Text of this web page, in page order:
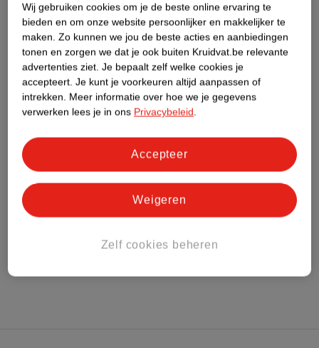
Nature Impact Score
Dit product heeft (nog) geen Nature
Impact Score.
Meer informatie
Bestel & Bezorginformatie
Bekijk ook
Wij gebruiken cookies om je de beste online ervaring te
bieden en om onze website persoonlijker en makkelijker te
maken. Zo kunnen we jou de beste acties en aanbiedingen
tonen en zorgen we dat je ook buiten Kruidvat.be relevante
advertenties ziet. Je bepaalt zelf welke cookies je
accepteert. Je kunt je voorkeuren altijd aanpassen of
intrekken. Meer informatie over hoe we je gegevens
verwerken lees je in ons Privacybeleid.
Zelf cookies beheren
Weigeren
Accepteer